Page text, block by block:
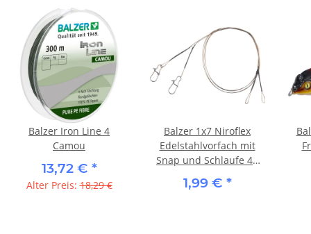
Balzer Iron Line 4
Camou
13,72 € *
Alter Preis:18,29 €
Balzer 1x7 Niroflex
Edelstahlvorfach mit
Snap und Schlaufe 40
1,99 € *